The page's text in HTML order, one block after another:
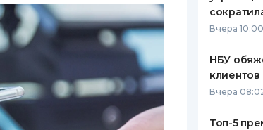
Вчера 10:00
НБУ
клиентов
Вчера
Топ-5